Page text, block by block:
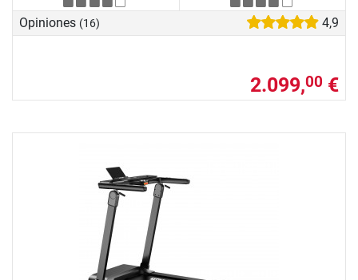
Opiniones (16) 4,9
2.099,00 €